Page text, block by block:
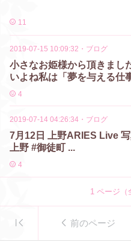
11
2019-07-15 10:09:32 ・ ブログ
小さなお姫様から頂きまし
いよね私は「夢を与える仕
4
2019-07-14 04:26:34 ・ ブログ
7月12日 上野ARIES Live
上野 #御徒町 ...
4
1 ページ（
前のページ